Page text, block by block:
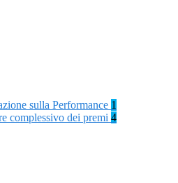
sulla Performance 1
complessivo dei premi 4